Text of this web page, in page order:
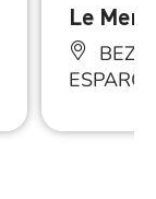
Le
BEZ-